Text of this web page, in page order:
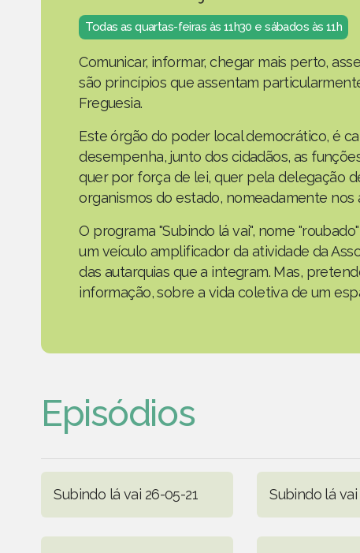
Todas as quartas-feiras às 11h30 e sábados às 11h
Comunicar, informar, chegar mais perto,
são princípios que assentam
Freguesia.
Este órgão do poder local democrático, é
desempenha, junto dos cidadãos, as
quer por força de lei, quer pela delegação
organismos do estado, nomeadamente nos
O programa "Subindo lá vai", nome
um veículo amplificador da atividade da
das autarquias que a integram. Mas,
informação, sobre a vida coletiva de um
Episódios
Subindo lá vai 26-05-21 Subindo lá vai